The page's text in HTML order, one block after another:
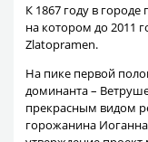
К 1867 году в
на котором до 2011
Zlatopramen.
На пике первой
доминанта –
прекрасным видом
горожанина Иоганна